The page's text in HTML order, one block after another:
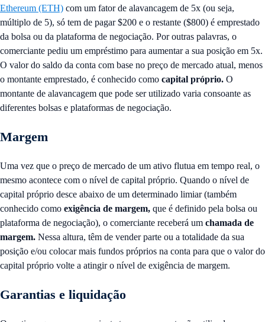
Ethereum (ETH) com um fator de alavancagem de 5x (ou seja,
múltiplo de 5), só tem de pagar $200 e o restante ($800) é emprestado
da bolsa ou da plataforma de negociação. Por outras palavras, o
comerciante pediu um empréstimo para aumentar a sua posição em 5x.
O valor do saldo da conta com base no preço de mercado atual, menos
o montante emprestado, é conhecido como capital próprio. O
montante de alavancagem que pode ser utilizado varia consoante as
diferentes bolsas e plataformas de negociação.
Margem
Uma vez que o preço de mercado de um ativo flutua em tempo real, o
mesmo acontece com o nível de capital próprio. Quando o nível de
capital próprio desce abaixo de um determinado limiar (também
conhecido como exigência de margem, que é definido pela bolsa ou
plataforma de negociação), o comerciante receberá um chamada de
margem. Nessa altura, têm de vender parte ou a totalidade da sua
posição e/ou colocar mais fundos próprios na conta para que o valor do
capital próprio volte a atingir o nível de exigência de margem.
Garantias e liquidação